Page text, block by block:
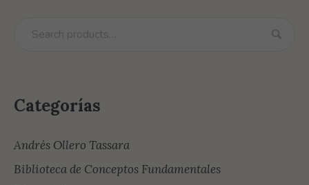
Categorías
Andrés Ollero Tassara
Biblioteca de Conceptos Fundamentales